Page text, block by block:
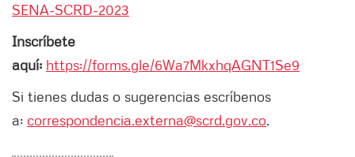
SENA-SCRD-2023
Inscríbete
aquí: https://forms.gle/6Wa7MkxhqAGNT1Se9
Si tienes dudas o sugerencias escríbenos
a: correspondencia.externa@scrd.gov.co.